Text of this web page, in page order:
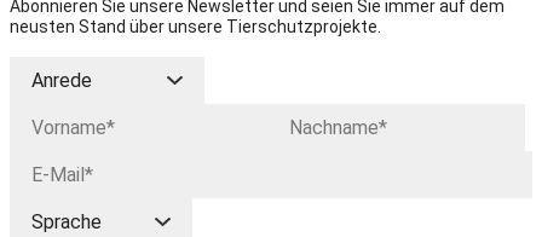
Abonnieren Sie unsere Newsletter und seien Sie immer auf dem
neusten Stand über unsere Tierschutzprojekte.